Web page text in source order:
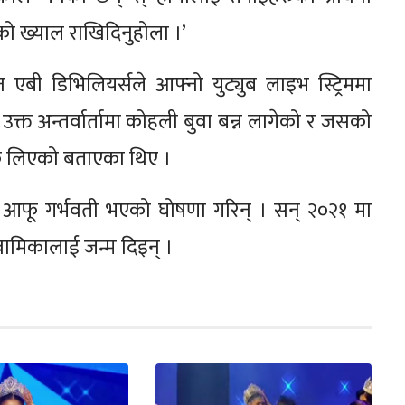
ख्याल राखिदिनुहोला ।’
एबी डिभिलियर्सले आफ्नो युट्युब लाइभ स्ट्रिममा
अन्तर्वार्तामा कोहली बुवा बन्न लागेको र जसको
बताएका थिए ।
गर्भवती भएको घोषणा गरिन् । सन् २०२१ मा
जन्म दिइन् ।